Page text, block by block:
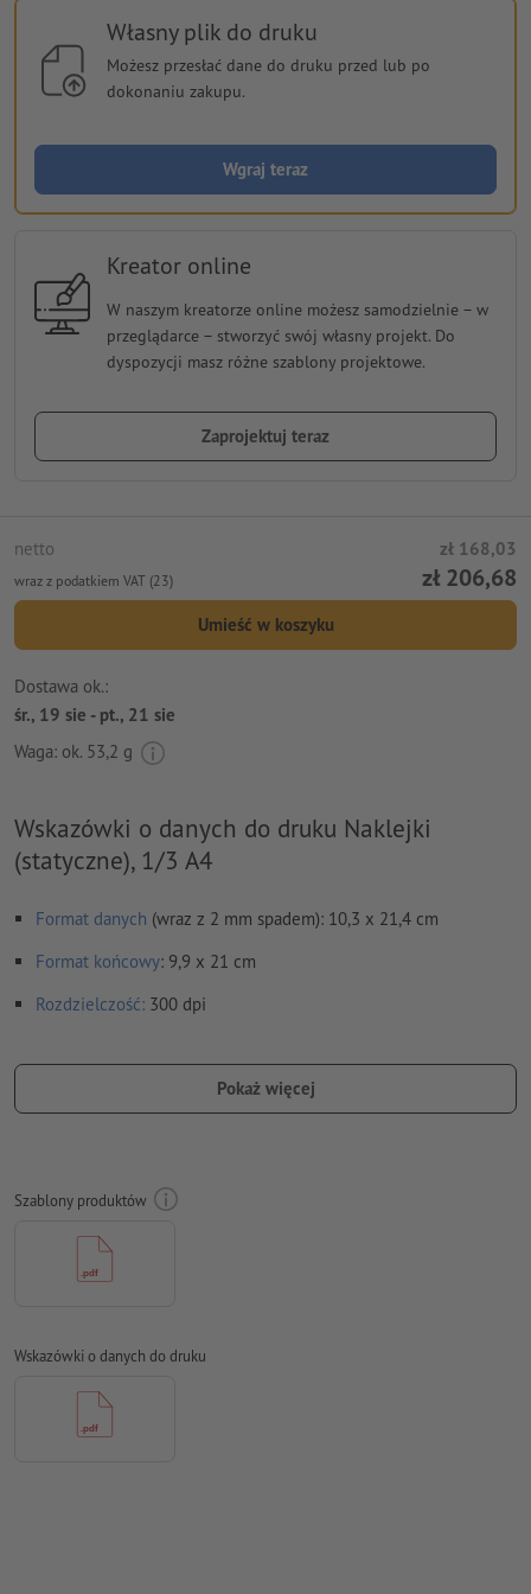
Własny plik do druku
Możesz przesłać dane do druku przed lub po
dokonaniu zakupu.
Wgraj teraz
Kreator online
W naszym kreatorze online możesz samodzielnie − w
przeglądarce − stworzyć swój własny projekt. Do
dyspozycji masz różne szablony projektowe.
Zaprojektuj teraz
netto zł 168,03
wraz z podatkiem VAT (23) zł 206,68
Umieść w koszyku
Dostawa ok.:
śr., 19 sie - pt., 21 sie
Waga: ok. 53,2 g
Wskazówki o danych do druku Naklejki
(statyczne), 1/3 A4
Format danych (wraz z 2 mm spadem): 10,3 x 21,4 cm
Format końcowy: 9,9 x 21 cm
Rozdzielczość: 300 dpi
Czcionkimuszą być w całości osadzone lub przekształcone na
Model przestrzeni barw:
powlekanych papierów, FOGRA52 (PSO Uncoated v3 FOGRA52)
dla niepowlekanych papierów
Błędy ortograficzne i składniowe
Pokaż więcej
Szablony produktów
Wskazówki o danych do druku